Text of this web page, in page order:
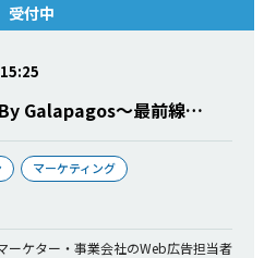
受付中
Galapagos〜最前線…
マーケティング
ーケター・事業会社のWeb広告担当者